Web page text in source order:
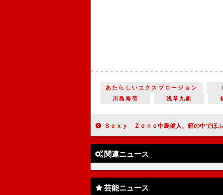
あたらしいエクスプロージョン
川島海荷
浅草九劇
Ｓｅｘｙ Ｚｏｎｅ中島健人、箱の中でほふく前進 「サンタさんの気持ちが分
関連ニュース
芸能ニュース